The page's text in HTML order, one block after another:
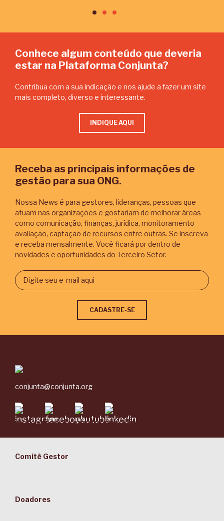
Conhece algum conteúdo que deveria
estar na Plataforma Conjunta?
Contribua com a sua indicação e nos ajude a fazer um site
mais completo, diverso e interessante.
INDIQUE AQUI
Receba as principais informações de
gestão para sua ONG.
Nossa News é para gestores, lideranças, pessoas que
atuam nas organizações e gostariam de melhorar áreas
como comunicação, finanças, jurídica, monitoramento
avaliação, captação de recursos entre outras. Se inscreva
e receba mensalmente. Você ficará por dentro de
novidades e oportunidades do Terceiro Setor.
conjunta@conjunta.org
Comitê Gestor
Doadores